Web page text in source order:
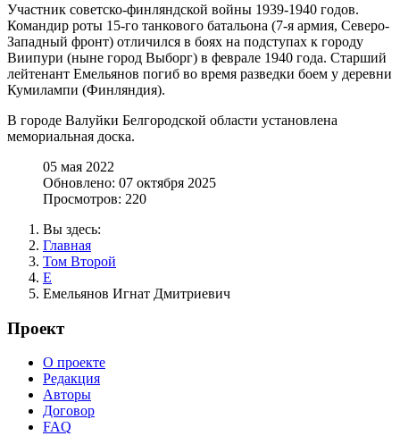
Участник советско-финляндской войны 1939-1940 годов.
Командир роты 15-го танкового батальона (7-я армия, Северо-
Западный фронт) отличился в боях на подступах к городу
Виипури (ныне город Выборг) в феврале 1940 года. Старший
лейтенант Емельянов погиб во время разведки боем у деревни
Кумилампи (Финляндия).
В городе Валуйки Белгородской области установлена
мемориальная доска.
05 мая 2022
Обновлено: 07 октября 2025
Просмотров: 220
Вы здесь:
Главная
Том Второй
Е
Емельянов Игнат Дмитриевич
Проект
О проекте
Редакция
Авторы
Договор
FAQ